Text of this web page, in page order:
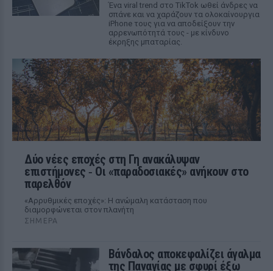
Ένα viral trend στο TikTok ωθεί άνδρες να
σπάνε και να χαράζουν τα ολοκαίνουργια
iPhone τους για να αποδείξουν την
αρρενωπότητά τους - με κίνδυνο
έκρηξης μπαταρίας.
Δύο νέες εποχές στη Γη ανακάλυψαν
επιστήμονες ‑ Oι «παραδοσιακές» ανήκουν στο
παρελθόν
«Αρρυθμικές εποχές»: Η ανώμαλη κατάσταση που
διαμορφώνεται στον πλανήτη
ΣΉΜΕΡΑ
Βάνδαλος αποκεφαλίζει άγαλμα
της Παναγίας με σφυρί έξω